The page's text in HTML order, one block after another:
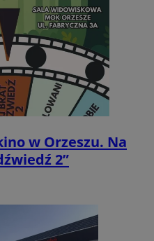
w Orzeszu. Na
2”